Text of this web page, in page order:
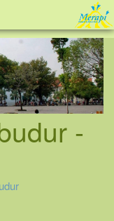
Tel: 088 - 81 11 999
-